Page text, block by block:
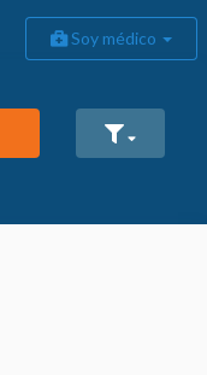
Soy médico